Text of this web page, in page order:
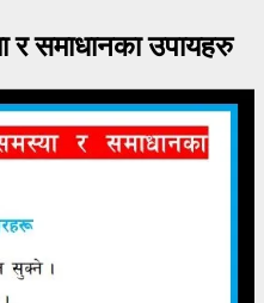
र समाधानका उपायहरु